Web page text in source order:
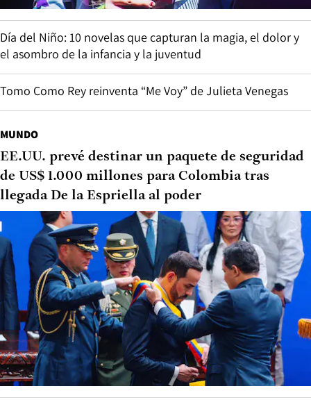
Día del Niño: 10 novelas que capturan la magia, el dolor y
el asombro de la infancia y la juventud
Tomo Como Rey reinventa “Me Voy” de Julieta Venegas
MUNDO
EE.UU. prevé destinar un paquete de seguridad
de US$ 1.000 millones para Colombia tras
llegada De la Espriella al poder